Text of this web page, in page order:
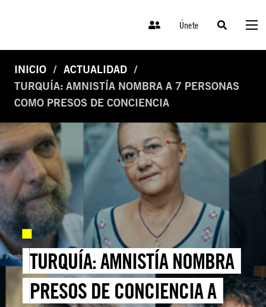
Únete
INICIO
ACTUALIDAD
TURQUÍA: AMNISTÍA NOMBRA A 7 PERSONAS
COMO PRESOS DE CONCIENCIA
TURQUÍA: AMNISTÍA NOMBRA
PRESOS DE CONCIENCIA A